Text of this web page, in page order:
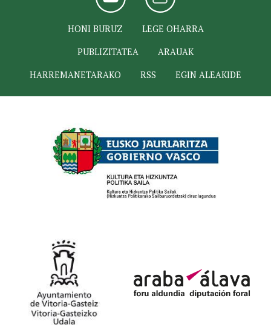
HONI BURUZ
LEGE OHARRA
PUBLIZITATEA
ARAUAK
HARREMANETARAKO
RSS EGIN ALEAKIDE